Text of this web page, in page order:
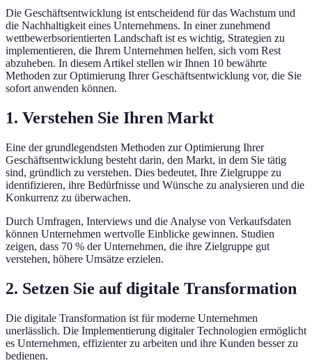
Die Geschäftsentwicklung ist entscheidend für das Wachstum und
die Nachhaltigkeit eines Unternehmens. In einer zunehmend
wettbewerbsorientierten Landschaft ist es wichtig, Strategien zu
implementieren, die Ihrem Unternehmen helfen, sich vom Rest
abzuheben. In diesem Artikel stellen wir Ihnen 10 bewährte
Methoden zur Optimierung Ihrer Geschäftsentwicklung vor, die Sie
sofort anwenden können.
1. Verstehen Sie Ihren Markt
Eine der grundlegendsten Methoden zur Optimierung Ihrer
Geschäftsentwicklung besteht darin, den Markt, in dem Sie tätig
sind, gründlich zu verstehen. Dies bedeutet, Ihre Zielgruppe zu
identifizieren, ihre Bedürfnisse und Wünsche zu analysieren und die
Konkurrenz zu überwachen.
Durch Umfragen, Interviews und die Analyse von Verkaufsdaten
können Unternehmen wertvolle Einblicke gewinnen. Studien
zeigen, dass 70 % der Unternehmen, die ihre Zielgruppe gut
verstehen, höhere Umsätze erzielen.
2. Setzen Sie auf digitale Transformation
Die digitale Transformation ist für moderne Unternehmen
unerlässlich. Die Implementierung digitaler Technologien ermöglicht
es Unternehmen, effizienter zu arbeiten und ihre Kunden besser zu
bedienen.